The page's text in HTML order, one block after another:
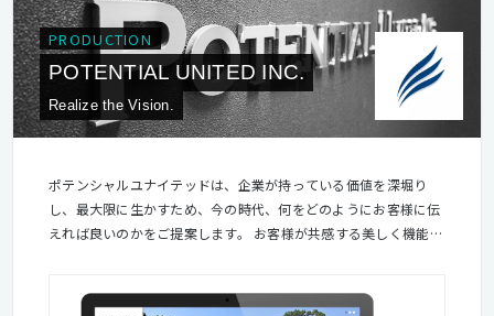
PRODUCTION
POTENTIAL UNITED INC.
Realize the Vision.
ポテンシャルユナイテッドは、企業が持っている価値を深堀り
し、最大限に生かすため、今の時代、何をどのようにお客様に伝
えれば良いのかをご提案します。 お客様が共感する美しく機能的
クノロジー。 さまざまなジャンルのプロフェッショナルでチーム